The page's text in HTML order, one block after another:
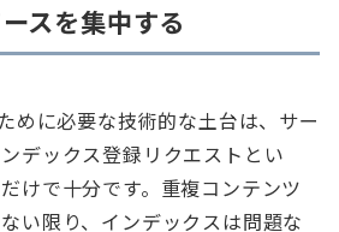
スを集中する
めに必要な技術的な土台は、サー
デックス登録リクエストとい
けで十分です。重複コンテンツ
い限り、インデックスは問題な